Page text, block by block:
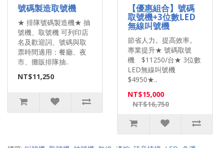
號碼製造取號機
★ 排隊號碼製造機★ 抽
號機、取號機 可列印店
名及歡迎詞、號碼與取
票時間適用：餐廳、夜
市、攤販排隊抽..
NT$11,250
【優惠組合】號碼
取號機+3位數LED
無線叫號機
節省人力。提高效率。
專業提升★ 號碼取號
機 $11250/台★ 3位數
LED無線叫號機
$4950★..
NT$15,000
NT$16,750